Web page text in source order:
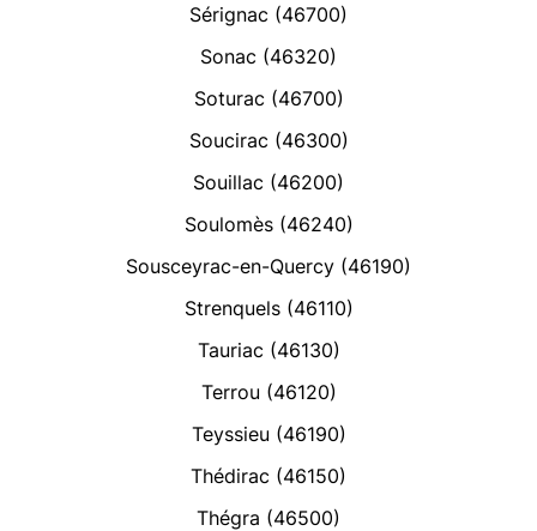
Sérignac (46700)
Sonac (46320)
Soturac (46700)
Soucirac (46300)
Souillac (46200)
Soulomès (46240)
Sousceyrac-en-Quercy (46190)
Strenquels (46110)
Tauriac (46130)
Terrou (46120)
Teyssieu (46190)
Thédirac (46150)
Thégra (46500)